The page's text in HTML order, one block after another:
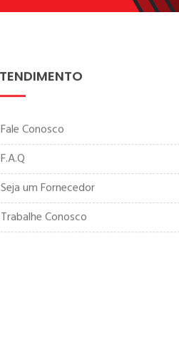
F.A.Q
Seja um Fornecedor
Trabalhe Conosco